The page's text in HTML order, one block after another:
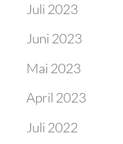
Juli 2023
Juni 2023
Mai 2023
April 2023
Juli 2022